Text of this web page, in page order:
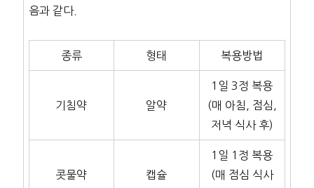
음과 같다.
종류 형태 복용방법
기침약 알약
1일 3정 복용
(매 아침, 점심,
저녁 식사 후)
콧물약 캡슐
1일 1정 복용
(매 점심 식사